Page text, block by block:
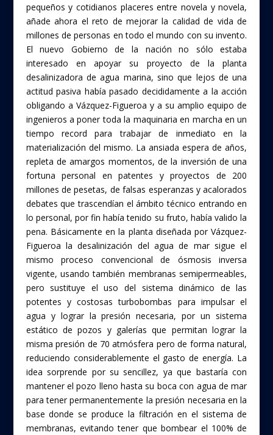
pequeños y cotidianos placeres entre novela y novela,
añade ahora el reto de mejorar la calidad de vida de
millones de personas en todo el mundo con su invento.
El nuevo Gobierno de la nación no sólo estaba
interesado en apoyar su proyecto de la planta
desalinizadora de agua marina, sino que lejos de una
actitud pasiva había pasado decididamente a la acción
obligando a Vázquez-Figueroa y a su amplio equipo de
ingenieros a poner toda la maquinaria en marcha en un
tiempo record para trabajar de inmediato en la
materialización del mismo. La ansiada espera de años,
repleta de amargos momentos, de la inversión de una
fortuna personal en patentes y proyectos de 200
millones de pesetas, de falsas esperanzas y acalorados
debates que trascendían el ámbito técnico entrando en
lo personal, por fin había tenido su fruto, había valido la
pena. Básicamente en la planta diseñada por Vázquez-
Figueroa la desalinización del agua de mar sigue el
mismo proceso convencional de ósmosis inversa
vigente, usando también membranas semipermeables,
pero sustituye el uso del sistema dinámico de las
potentes y costosas turbobombas para impulsar el
agua y lograr la presión necesaria, por un sistema
estático de pozos y galerías que permitan lograr la
misma presión de 70 atmósfera pero de forma natural,
reduciendo considerablemente el gasto de energía. La
idea sorprende por su sencillez, ya que bastaría con
mantener el pozo lleno hasta su boca con agua de mar
para tener permanentemente la presión necesaria en la
base donde se produce la filtración en el sistema de
membranas, evitando tener que bombear el 100% de